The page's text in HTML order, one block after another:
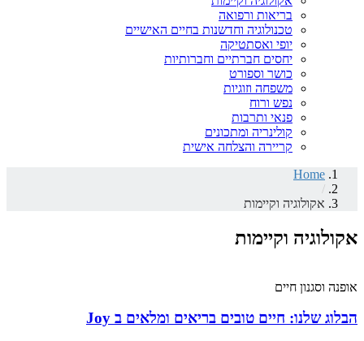
בריאות ורפואה
טכנולוגיה וחדשנות בחיים האישיים
יופי ואסתטיקה
יחסים חברתיים וחברותיות
כושר וספורט
משפחה וזוגיות
נפש ורוח
פנאי ותרבות
קולינריה ומתכונים
קריירה והצלחה אישית
Home
/
אקולוגיה וקיימות
אקולוגיה וקיימות
אופנה וסגנון חיים
הבלוג שלנו: חיים טובים בריאים ומלאים ב Joy